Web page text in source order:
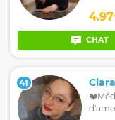
4.97
CHAT
41